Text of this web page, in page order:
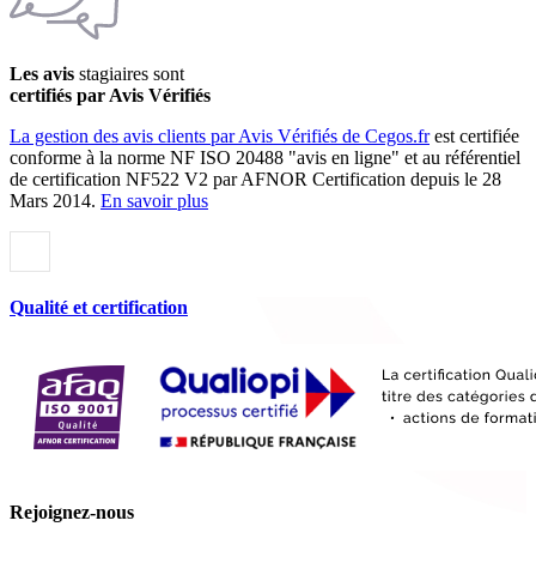
Les avis stagiaires sont
certifiés par Avis Vérifiés
La gestion des avis clients par Avis Vérifiés de Cegos.frest certifiée
conforme à la norme NF ISO 20488 "avis en ligne" et au référentiel
de certification NF522 V2 par AFNOR Certification depuis le 28
Mars 2014. En savoir plus
Qualité et certification
Rejoignez-nous